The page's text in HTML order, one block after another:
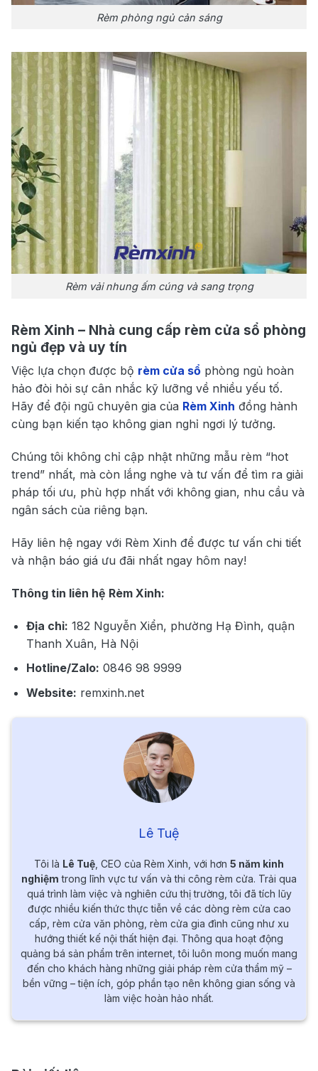
Rèm phòng ngủ cản sáng
Rèm vải nhung ấm cúng và sang trọng
Rèm Xinh – Nhà cung cấp rèm cửa sổ phòng
ngủ đẹp và uy tín
Việc lựa chọn được bộ rèm cửa sổ phòng ngủ hoàn
hảo đòi hỏi sự cân nhắc kỹ lưỡng về nhiều yếu tố.
Hãy để đội ngũ chuyên gia của Rèm Xinh đồng hành
cùng bạn kiến tạo không gian nghỉ ngơi lý tưởng.
Chúng tôi không chỉ cập nhật những mẫu rèm “hot
trend” nhất, mà còn lắng nghe và tư vấn để tìm ra giải
pháp tối ưu, phù hợp nhất với không gian, nhu cầu và
ngân sách của riêng bạn.
Hãy liên hệ ngay với Rèm Xinh để được tư vấn chi tiết
và nhận báo giá ưu đãi nhất ngay hôm nay!
Thông tin liên hệ Rèm Xinh:
Địa chỉ: 182 Nguyễn Xiển, phường Hạ Đình, quận
Thanh Xuân, Hà Nội
Hotline/Zalo: 0846 98 9999
Website: remxinh.net
Lê Tuệ
Tôi là Lê Tuệ , CEO của Rèm Xinh, với hơn 5 năm kinh
nghiệm trong lĩnh vực tư vấn và thi công rèm cửa. Trải qua
quá trình làm việc và nghiên cứu thị trường, tôi đã tích lũy
được nhiều kiến thức thực tiễn về các dòng rèm cửa cao
cấp, rèm cửa văn phòng, rèm cửa gia đình cũng như xu
hướng thiết kế nội thất hiện đại. Thông qua hoạt động
quảng bá sản phẩm trên internet, tôi luôn mong muốn mang
đến cho khách hàng những giải pháp rèm cửa thẩm mỹ –
bền vững – tiện ích, góp phần tạo nên không gian sống và
làm việc hoàn hảo nhất.